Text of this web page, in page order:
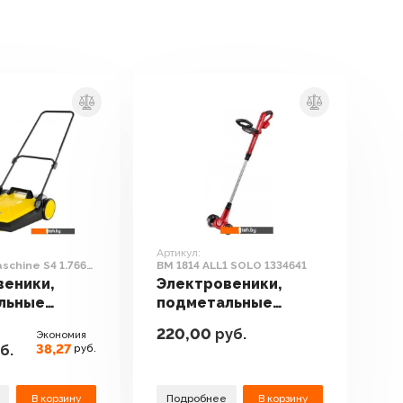
S4 1.766-
S4
Экономия
38,27 руб.
В корзину
Артикул:
BM 1814 ALL1 SOLO 1334641
Электровеники,
подметальные
1814 ALL1 SOLO
220,00 руб.
Подробнее В корзину